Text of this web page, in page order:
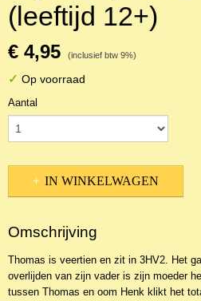
(leeftijd 12+)
€ 4,95 (inclusief btw 9%)
✓ Op voorraad
Aantal
IN WINKELWAGEN
Omschrijving
Thomas is veertien en zit in 3HV2. Het
overlijden van zijn vader is zijn moeder
tussen Thomas en oom Henk klikt het